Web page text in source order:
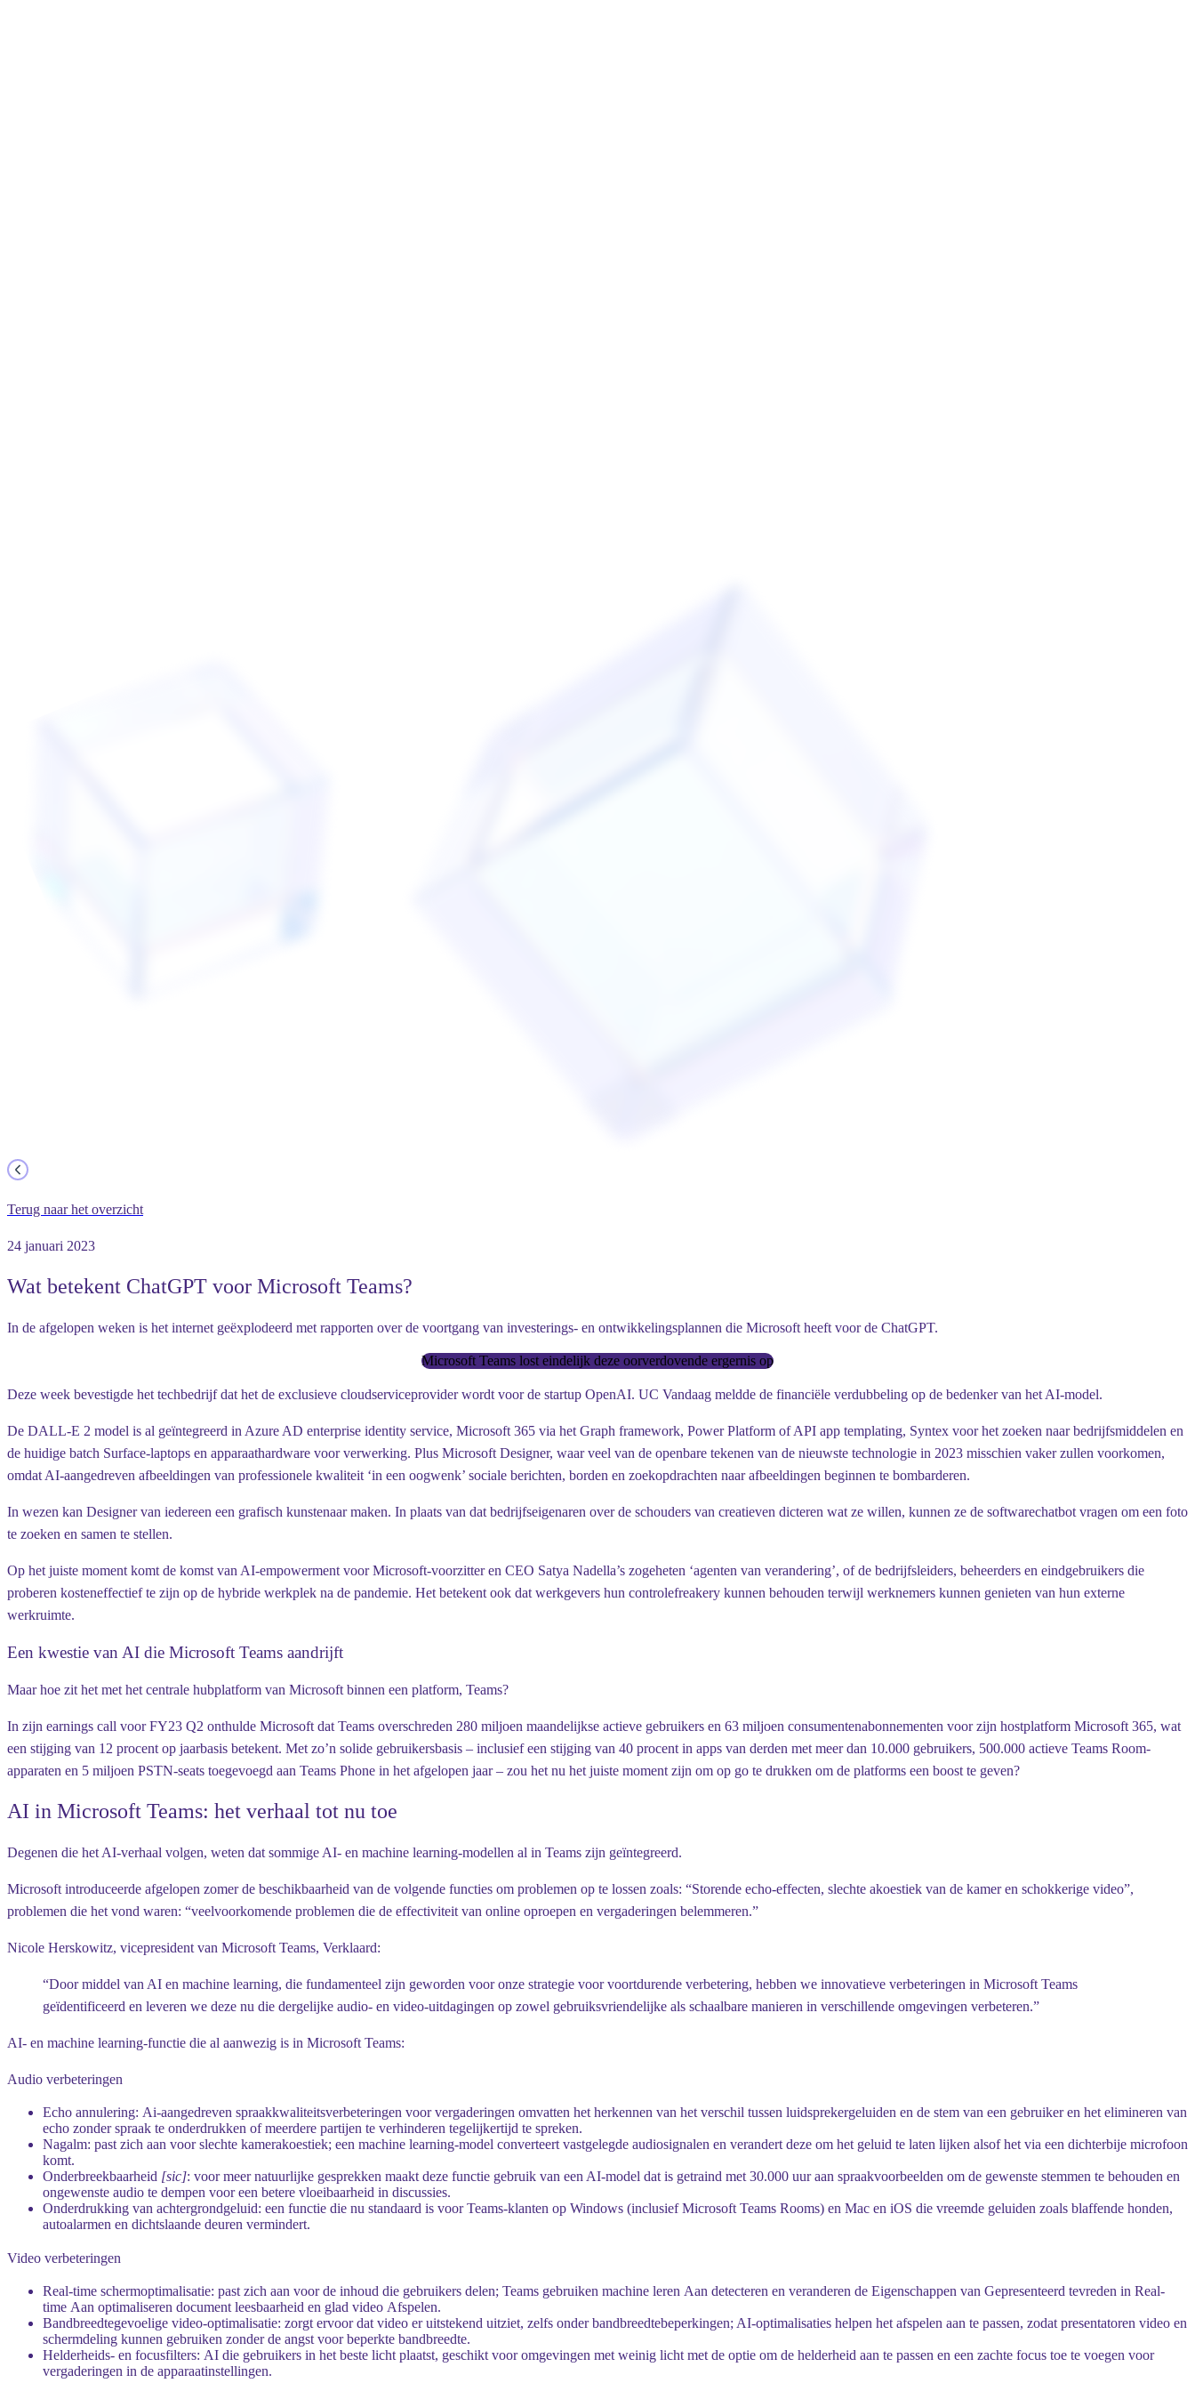
Terug naar het overzicht
24 januari 2023
Wat betekent ChatGPT voor Microsoft Teams?
In de afgelopen weken is het internet geëxplodeerd met rapporten over de voortgang van investerings- en ontwikkelingsplannen die Microsoft heeft voor de ChatGPT.
Microsoft Teams lost eindelijk deze oorverdovende ergernis op
Deze week bevestigde het techbedrijf dat het de exclusieve cloudserviceprovider wordt voor de startup OpenAI. UC Vandaag meldde de financiële verdubbeling op de bedenker van het AI-model.
De DALL-E 2 model is al geïntegreerd in Azure AD enterprise identity service, Microsoft 365 via het Graph framework, Power Platform of API app templating, Syntex voor het zoeken naar bedrijfsmiddelen en
de huidige batch Surface-laptops en apparaathardware voor verwerking. Plus Microsoft Designer, waar veel van de openbare tekenen van de nieuwste technologie in 2023 misschien vaker zullen voorkomen,
omdat AI-aangedreven afbeeldingen van professionele kwaliteit ‘in een oogwenk’ sociale berichten, borden en zoekopdrachten naar afbeeldingen beginnen te bombarderen.
In wezen kan Designer van iedereen een grafisch kunstenaar maken. In plaats van dat bedrijfseigenaren over de schouders van creatieven dicteren wat ze willen, kunnen ze de softwarechatbot vragen om een foto
te zoeken en samen te stellen.
Op het juiste moment komt de komst van AI-empowerment voorMicrosoft-voorzitter en CEO Satya Nadella’s zogeheten ‘agenten van verandering’, of de bedrijfsleiders, beheerders en eindgebruikers die
proberen kosteneffectief te zijn op de hybride werkplek na de pandemie. Het betekent ook dat werkgevers hun controlefreakery kunnen behouden terwijl werknemers kunnen genieten van hun externe
werkruimte.
Een kwestie van AI die Microsoft Teams aandrijft
Maar hoe zit het met het centrale hubplatform van Microsoft binnen een platform, Teams?
In zijn earnings call voor FY23 Q2 onthulde Microsoft dat Teams overschreden 280 miljoen maandelijkse actieve gebruikers en 63 miljoen consumentenabonnementen voor zijn hostplatform Microsoft 365, wat
een stijging van 12 procent op jaarbasis betekent. Met zo’n solide gebruikersbasis – inclusief een stijging van 40 procent in apps van derden met meer dan 10.000 gebruikers, 500.000 actieve Teams Room-
apparaten en 5 miljoen PSTN-seats toegevoegd aan Teams Phone in het afgelopen jaar – zou het nu het juiste moment zijn om op go te drukken om de platforms een boost te geven?
AI in Microsoft Teams: het verhaal tot nu toe
Degenen die het AI-verhaal volgen, weten dat sommige AI- en machine learning-modellen al in Teams zijn geïntegreerd.
Microsoft introduceerde afgelopen zomer de beschikbaarheid van de volgende functies om problemen op te lossen zoals: “Storende echo-effecten, slechte akoestiek van de kamer en schokkerige video”,
problemen die het vond waren: “veelvoorkomende problemen die de effectiviteit van online oproepen en vergaderingen belemmeren.”
Nicole Herskowitz, vicepresident van Microsoft Teams, Verklaard:
“Door middel van AI en machine learning, die fundamenteel zijn geworden voor onze strategie voor voortdurende verbetering, hebben we innovatieve verbeteringen in Microsoft Teams
geïdentificeerd en leveren we deze nu die dergelijke audio- en video-uitdagingen op zowel gebruiksvriendelijke als schaalbare manieren in verschillende omgevingen verbeteren.”
AI- en machine learning-functie die al aanwezig is in Microsoft Teams:
Audio verbeteringen
Echo annulering: Ai-aangedreven spraakkwaliteitsverbeteringen voor vergaderingen omvatten het herkennen van het verschil tussen luidsprekergeluiden en de stem van een gebruiker en het elimineren van
echo zonder spraak te onderdrukken of meerdere partijen te verhinderen tegelijkertijd te spreken.
Nagalm: past zich aan voor slechte kamerakoestiek; een machine learning-model converteert vastgelegde audiosignalen en verandert deze om het geluid te laten lijken alsof het via een dichterbije microfoon
komt.
Onderbreekbaarheid [sic]: voor meer natuurlijke gesprekken maakt deze functie gebruik van een AI-model dat is getraind met 30.000 uur aan spraakvoorbeelden om de gewenste stemmen te behouden en
ongewenste audio te dempen voor een betere vloeibaarheid in discussies.
Onderdrukking van achtergrondgeluid: een functie die nu standaard is voor Teams-klanten op Windows (inclusief Microsoft Teams Rooms) en Mac en iOS die vreemde geluiden zoals blaffende honden,
autoalarmen en dichtslaande deuren vermindert.
Video verbeteringen
Real-time schermoptimalisatie: past zich aan voor de inhoud die gebruikers delen; Teams gebruiken machine leren Aan detecteren en veranderen de Eigenschappen van Gepresenteerd tevreden in Real-
time Aan optimaliseren document leesbaarheid en glad video Afspelen.
Bandbreedtegevoelige video-optimalisatie: zorgt ervoor dat video er uitstekend uitziet, zelfs onder bandbreedtebeperkingen; AI-optimalisaties helpen het afspelen aan te passen, zodat presentatoren video en
schermdeling kunnen gebruiken zonder de angst voor beperkte bandbreedte.
Helderheids- en focusfilters: AI die gebruikers in het beste licht plaatst, geschikt voor omgevingen met weinig licht met de optie om de helderheid aan te passen en een zachte focus toe te voegen voor
vergaderingen in de apparaatinstellingen.